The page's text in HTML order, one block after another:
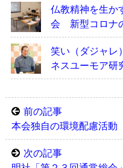
仏教精神を生か
会 新型コロナ
笑い（ダジャ
ネスユーモア研
前の記事
本会独自の環境配慮活
次の記事